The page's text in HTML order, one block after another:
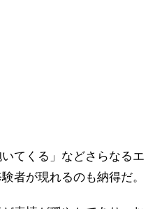
てくる」などさらなるエ
者が現れるのも納得だ。